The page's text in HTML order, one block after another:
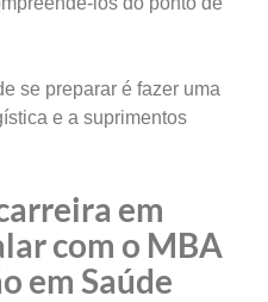
se preparar é fazer uma
e a suprimentos
em
com o MBA
em Saúde